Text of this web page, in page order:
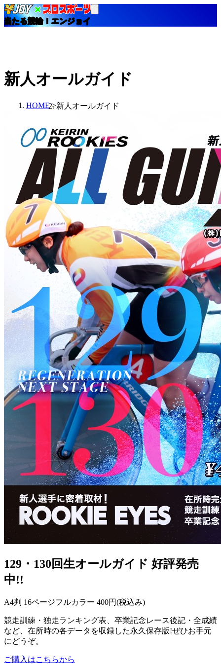
当たる競輪！エンジョイ
新人オールガイド
HOME 新人オールガイド
129・130回生オールガイド 好評発売
中!!
A4判 16ページフルカラー 400円(税込み)
競走訓練・独走ランキング表、卒業記念レース後記・全成績
など、在所時の各データを収録した永久保存版!ぜひお手元
にどうぞ。
ご購入はこちらから